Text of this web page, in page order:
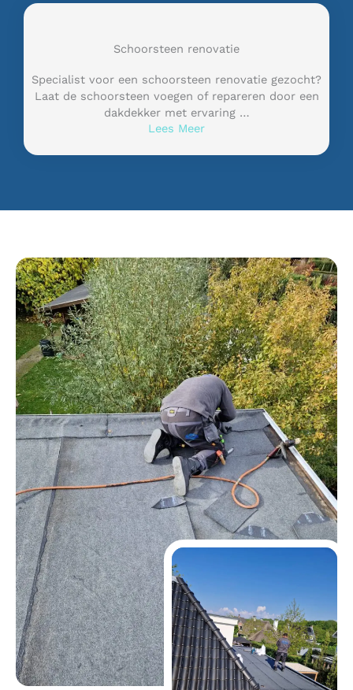
Schoorsteen renovatie
Specialist voor een schoorsteen renovatie gezocht?
Laat de schoorsteen voegen of repareren door een
dakdekker met ervaring …
Lees Meer